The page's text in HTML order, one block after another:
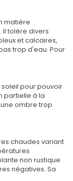
matière
tolère divers
et calcaires,
trop d'eau. Pour
pour pouvoir
partielle à la
ombre trop
chaudes variant
non rustique
négatives. Sa